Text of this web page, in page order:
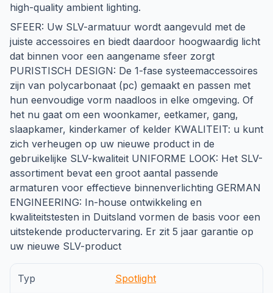
high-quality ambient lighting.
SFEER: Uw SLV-armatuur wordt aangevuld met de
juiste accessoires en biedt daardoor hoogwaardig licht
dat binnen voor een aangename sfeer zorgt
PURISTISCH DESIGN: De 1-fase systeemaccessoires
zijn van polycarbonaat (pc) gemaakt en passen met
hun eenvoudige vorm naadloos in elke omgeving. Of
het nu gaat om een ​​woonkamer, eetkamer, gang,
slaapkamer, kinderkamer of kelder KWALITEIT: u kunt
zich verheugen op uw nieuwe product in de
gebruikelijke SLV-kwaliteit UNIFORME LOOK: Het SLV-
assortiment bevat een groot aantal passende
armaturen voor effectieve binnenverlichting GERMAN
ENGINEERING: In-house ontwikkeling en
kwaliteitstesten in Duitsland vormen de basis voor een
uitstekende productervaring. Er zit 5 jaar garantie op
uw nieuwe SLV-product
Typ Spotlight